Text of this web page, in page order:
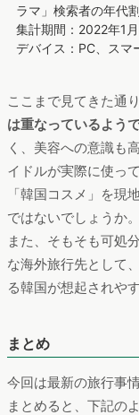
ラマ」検索者の年代
集計期間：2022年1
デバイス：PC、スマ
ここまで見てきた通り
は重なっているようで
く、美容への意識も
イドルが実際に使っ
「韓国コスメ」を現
ではないでしょうか。
また、そもそも可処
な海外旅行先として
る韓国が想起されや
まとめ
今回は最新の旅行事
まとめると、下記の